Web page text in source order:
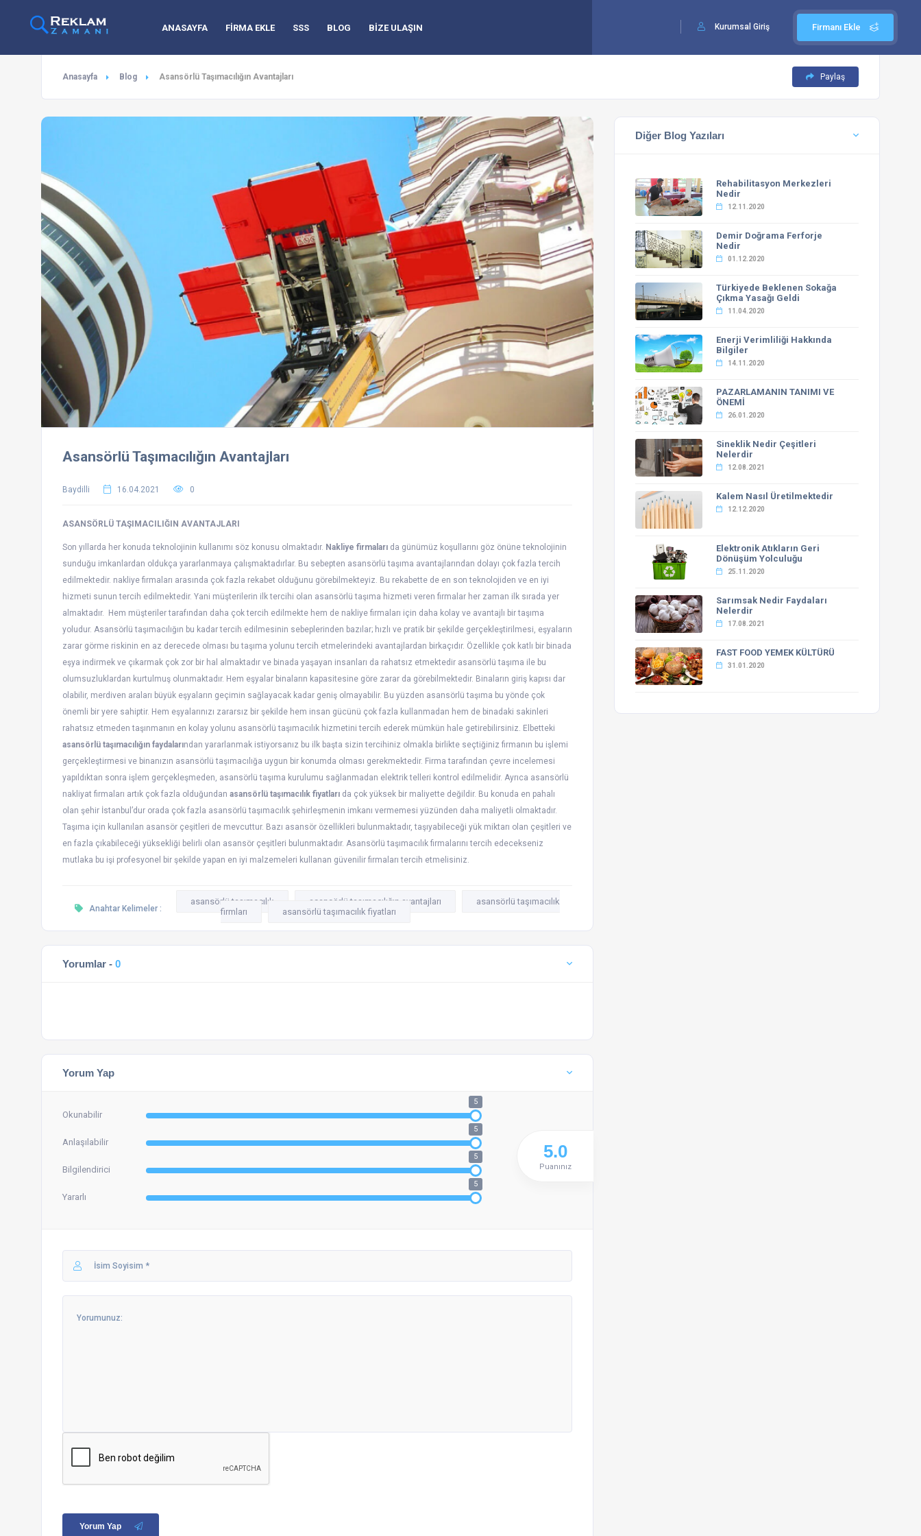
Firmanı Ekle
Kurumsal Giriş
ANASAYFA FİRMA EKLE SSS BLOG BİZE ULAŞIN
Anasayfa Blog Asansörlü Taşımacılığın Avantajları Paylaş
Asansörlü Taşımacılığın Avantajları
Baydilli 16.04.2021 0
ASANSÖRLÜ TAŞIMACILIĞIN AVANTAJLARI
Son yıllarda her konuda teknolojinin kullanımı söz konusu olmaktadır. Nakliye firmaları da günümüz koşullarını göz önüne teknolojinin
sunduğu imkanlardan oldukça yararlanmaya çalışmaktadırlar. Bu sebepten asansörlü taşıma avantajlarından dolayı çok fazla tercih
edilmektedir. nakliye firmaları arasında çok fazla rekabet olduğunu görebilmekteyiz. Bu rekabette de en son teknolojiden ve en iyi
hizmeti sunun tercih edilmektedir. Yani müşterilerin ilk tercihi olan asansörlü taşıma hizmeti veren firmalar her zaman ilk sırada yer
almaktadır. Hem müşteriler tarafından daha çok tercih edilmekte hem de nakliye firmaları için daha kolay ve avantajlı bir taşıma
yoludur. Asansörlü taşımacılığın bu kadar tercih edilmesinin sebeplerinden bazılar; hızlı ve pratik bir şekilde gerçekleştirilmesi, eşyaların
zarar görme riskinin en az derecede olması bu taşıma yolunu tercih etmelerindeki avantajlardan birkaçıdır. Özellikle çok katlı bir binada
eşya indirmek ve çıkarmak çok zor bir hal almaktadır ve binada yaşayan insanları da rahatsız etmektedir asansörlü taşıma ile bu
olumsuzluklardan kurtulmuş olunmaktadır. Hem eşyalar binaların kapasitesine göre zarar da görebilmektedir. Binaların giriş kapısı dar
olabilir, merdiven araları büyük eşyaların geçimin sağlayacak kadar geniş olmayabilir. Bu yüzden asansörlü taşıma bu yönde çok
önemli bir yere sahiptir. Hem eşyalarınızı zararsız bir şekilde hem insan gücünü çok fazla kullanmadan hem de binadaki sakinleri
rahatsız etmeden taşınmanın en kolay yolunu asansörlü taşımacılık hizmetini tercih ederek mümkün hale getirebilirsiniz. Elbetteki
asansörlü taşımacılığın faydalarından yararlanmak istiyorsanız bu ilk başta sizin tercihiniz olmakla birlikte seçtiğiniz firmanın bu işlemi
gerçekleştirmesi ve binanızın asansörlü taşımacılığa uygun bir konumda olması gerekmektedir. Firma tarafından çevre incelemesi
yapıldıktan sonra işlem gerçekleşmeden, asansörlü taşıma kurulumu sağlanmadan elektrik telleri kontrol edilmelidir. Ayrıca asansörlü
nakliyat firmaları artık çok fazla olduğundan asansörlü taşımacılık fiyatları da çok yüksek bir maliyette değildir. Bu konuda en pahalı
olan şehir İstanbul’dur orada çok fazla asansörlü taşımacılık şehirleşmenin imkanı vermemesi yüzünden daha maliyetli olmaktadır.
Taşıma için kullanılan asansör çeşitleri de mevcuttur. Bazı asansör özellikleri bulunmaktadır, taşıyabileceği yük miktarı olan çeşitleri ve
en fazla çıkabileceği yüksekliği belirli olan asansör çeşitleri bulunmaktadır. Asansörlü taşımacılık firmalarını tercih edecekseniz
mutlaka bu işi profesyonel bir şekilde yapan en iyi malzemeleri kullanan güvenilir firmaları tercih etmelisiniz.
Anahtar Kelimeler :
asansörlü taşımacılık asansörlü taşımacılığın avantajları
asansörlü taşımacılık
firmları
asansörlü taşımacılık fiyatları
Yorumlar - 0
Yorum Yap
Okunabilir
5
Anlaşılabilir
5
Bilgilendirici
5
Yararlı
5
Puanınız
Yorum Yap
Diğer Blog Yazıları
Rehabilitasyon Merkezleri
Nedir
12.11.2020
Demir Doğrama Ferforje
Nedir
01.12.2020
Türkiyede Beklenen Sokağa
Çıkma Yasağı Geldi
11.04.2020
Enerji Verimliliği Hakkında
Bilgiler
14.11.2020
PAZARLAMANIN TANIMI VE
ÖNEMİ
26.01.2020
Sineklik Nedir Çeşitleri
Nelerdir
12.08.2021
Kalem Nasıl Üretilmektedir
12.12.2020
Elektronik Atıkların Geri
Dönüşüm Yolculuğu
25.11.2020
Sarımsak Nedir Faydaları
Nelerdir
17.08.2021
FAST FOOD YEMEK KÜLTÜRÜ
31.01.2020